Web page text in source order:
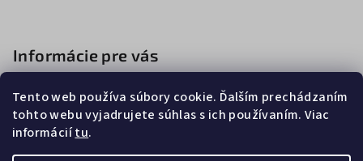
Tento web používa súbory cookie. Ďalším prechádzaním
tohto webu vyjadrujete súhlas s ich používaním. Viac
informáciítu.
Informácie pre vás
Ako nakupovať
Obchodné podmienky
Podmienky ochrany osobných údajov